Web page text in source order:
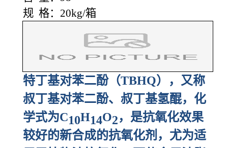
规 格：20kg/箱
特丁基对苯二酚（TBHQ），又称
叔丁基对苯二酚、叔丁基氢醌，化
学式为C10H14O2，是抗氧化效果
较好的新合成的抗氧化剂，尤为适